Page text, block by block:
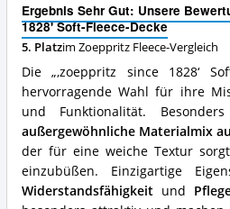
Ergebnis Sehr Gut: Unsere
1828' Soft-Fleece-Decke
5. Platzim Zoeppritz Fleece-Vergleich
Die „‚zoeppritz since 1828‘
hervorragende Wahl für ihre
und Funktionalität.
außergewöhnliche Materialmix
der für eine weiche Textur
einzubüßen. Einzigartige
Widerstandsfähigkeitund
Fleece-
Decke
Vorteile:
Was
spricht
für
diese
Zoeppritz
Fleece?